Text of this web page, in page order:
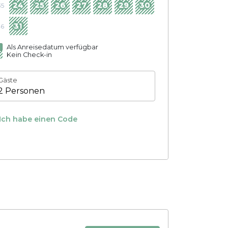
24 25 26 27 28 29 30
31
Als Anreisedatum verfügbar
Kein Check-in
Personen
Ich habe einen Code